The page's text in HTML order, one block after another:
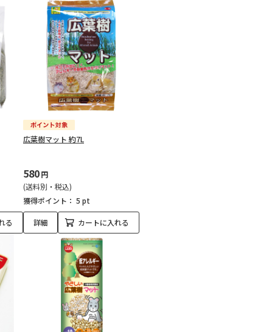
る
広葉樹マット 約7L
580円
(送料別・税込)
獲得ポイント： 5 pt
詳細 カートに入れる